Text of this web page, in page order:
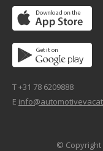
T +31 78 6209888
E
© Copyright